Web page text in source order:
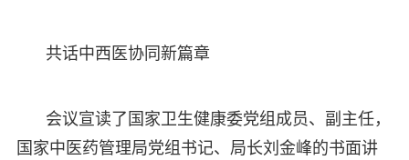
共话中西医协同新篇章
会议宣读了国家卫生健康委党组成员、副主任，
国家中医药管理局党组书记、局长刘金峰的书面讲